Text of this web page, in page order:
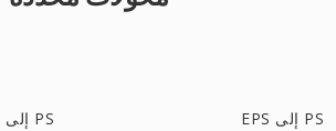
AI إلى PS EPS إلى PS